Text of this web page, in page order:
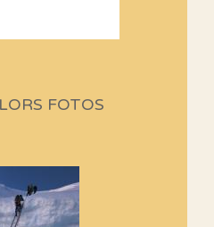
2026 (1a
any
alguna
FOTOS